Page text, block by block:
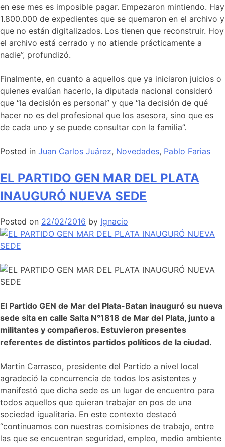
en ese mes es imposible pagar. Empezaron mintiendo. Hay
1.800.000 de expedientes que se quemaron en el archivo y
que no están digitalizados. Los tienen que reconstruir. Hoy
el archivo está cerrado y no atiende prácticamente a
nadie”, profundizó.
Finalmente, en cuanto a aquellos que ya iniciaron juicios o
quienes evalúan hacerlo, la diputada nacional consideró
que “la decisión es personal” y que “la decisión de qué
hacer no es del profesional que los asesora, sino que es
de cada uno y se puede consultar con la familia”.
Posted in Juan Carlos Juárez, Novedades, Pablo Farias
EL PARTIDO GEN MAR DEL PLATA
INAUGURÓ NUEVA SEDE
Posted on 22/02/2016 by Ignacio
El Partido GEN de Mar del Plata-Batan inauguró su nueva
sede sita en calle Salta N°1818 de Mar del Plata, junto a
militantes y compañeros. Estuvieron presentes
referentes de distintos partidos políticos de la ciudad.
Martin Carrasco, presidente del Partido a nivel local
agradeció la concurrencia de todos los asistentes y
manifestó que dicha sede es un lugar de encuentro para
todos aquellos que quieran trabajar en pos de una
sociedad igualitaria. En este contexto destacó
“continuamos con nuestras comisiones de trabajo, entre
las que se encuentran seguridad, empleo, medio ambiente